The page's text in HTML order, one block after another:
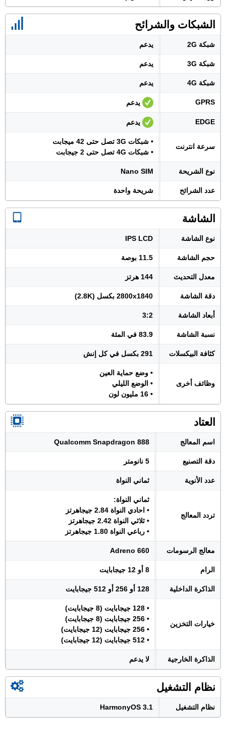
الشبكات والشرائح
شبكة 2G يدعم
شبكة 3G يدعم
شبكة 4G يدعم
GPRS يدعم
EDGE يدعم
سرعة انترنت
• شبكات 3G تصل حتى 42 ميجابت
• شبكات 4G تصل حتى 2 جيجابت
نوع الشريحة Nano SIM
عدد الشرائح شريحة واحدة
الشاشة
نوع الشاشة IPS LCD
حجم الشاشة 11.5 بوصة
معدل التحديث 144 هرتز
دقة الشاشة 2800x1840 بكسل (2.8K)
أبعاد الشاشة 3:2
نسبة الشاشة 83.9 في المئة
كثافة البيكسلات 291 بكسل في كل إنش
وظائف أخرى
• وضع حماية العين
• الوضع الليلي
• 16 مليون لون
العتاد
اسم المعالج Qualcomm Snapdragon 888
دقة التصنيع 5 نانومتر
عدد الأنوية ثماني النواة
تردد المعالج
ثماني النواة:
• احادي النواة 2.84 جيجاهرتز
• ثلاثي النواة 2.42 جيجاهرتز
• رباعي النواة 1.80 جيجاهرتز
معالج الرسومات Adreno 660
الرام 8 أو 12 جيجابايت
الذاكرة الداخلية 128 أو 256 أو 512 جيجابايت
خيارات التخزين
• 128 جيجابايت (8 جيجابايت)
• 256 جيجابايت (8 جيجابايت)
• 256 جيجابايت (12 جيجابايت)
• 512 جيجابايت (12 جيجابايت)
الذاكرة الخارجية لا يدعم
نظام التشغيل
نظام التشغيل HarmonyOS 3.1